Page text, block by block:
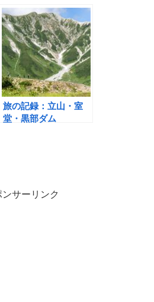
旅の記録：立山・室
堂・黒部ダム
ンサーリンク